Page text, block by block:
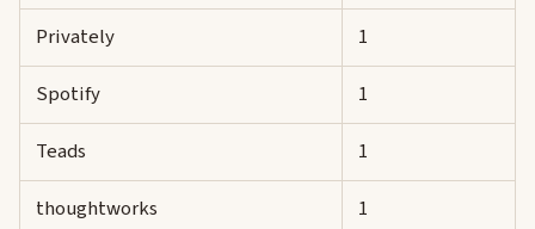
Privately
1
Spotify
1
Teads
1
thoughtworks
1